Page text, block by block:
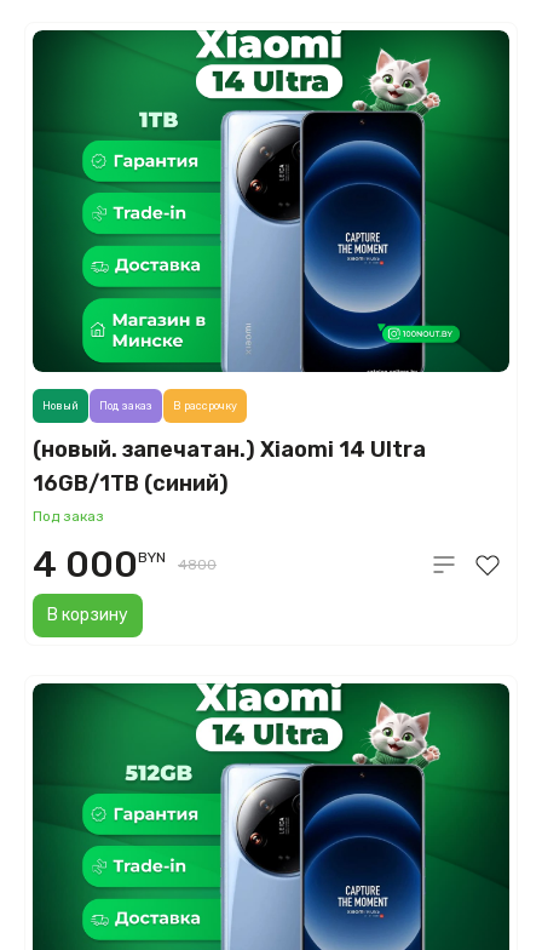
(новый. запечатан.) Xiaomi 14 Ultra
16GB/1TB (синий)
Под заказ
В корзину
Новый Под заказ В рассрочку
4 000BYN 4800